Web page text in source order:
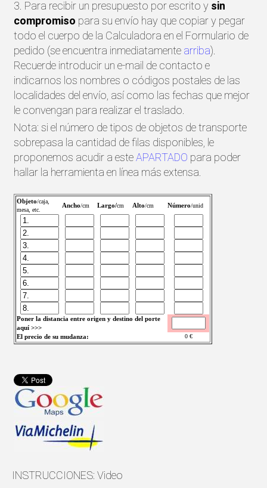
3. Para recibir un presupuesto por escrito y sin
compromiso para su envío hay que copiar y pegar
todo el cuerpo de la Calculadora en el Formulario de
pedido (se encuentra inmediatamente arriba).
Recuerde introducir un e-mail de contacto e
indicarnos los nombres o códigos postales de las
localidades del envío, así como las fechas que mejor
le convengan para realizar el traslado.
Nota: si el número de tipos de objetos de transporte
sobrepasa la cantidad de filas disponibles, le
proponemos acudir a esteAPARTADO para poder
hallar la herramienta en línea más extensa.
Objeto/caja,
mesa, etc.
Ancho/cm Largo/cm Alto/cm Número/unid
Poner la distancia entre origen y destino del porte
aquí >>>
El precio de su mudanza:
0€
INSTRUCCIONES: Video